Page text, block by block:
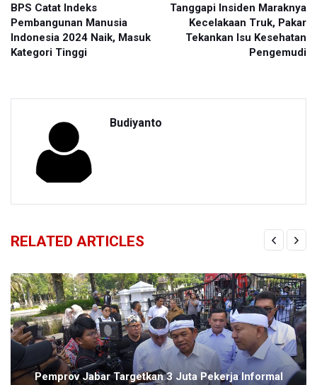
BPS Catat Indeks
Pembangunan Manusia
Indonesia 2024 Naik, Masuk
Kategori Tinggi
Tanggapi Insiden Maraknya
Kecelakaan Truk, Pakar
Tekankan Isu Kesehatan
Pengemudi
Budiyanto
RELATED ARTICLES
Pemprov Jabar Targetkan 3 Juta Pekerja Informal